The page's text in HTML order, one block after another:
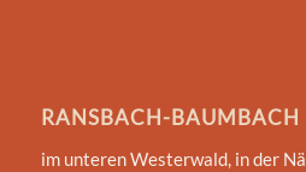
RANSBACH-BAUMBACH
im unteren Westerwald, in der